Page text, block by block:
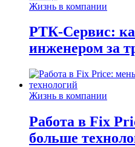
Жизнь в компании
РТК-Сервис:
инженером за
Жизнь в компании
Работа в Fix
больше